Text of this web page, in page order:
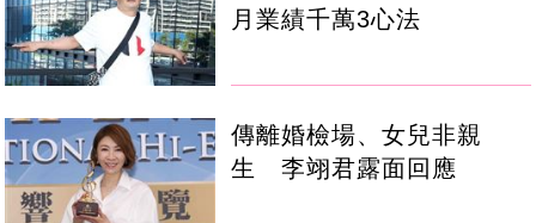
月業績千萬3心法
傳離婚檢場、女兒非親
生 李翊君露面回應